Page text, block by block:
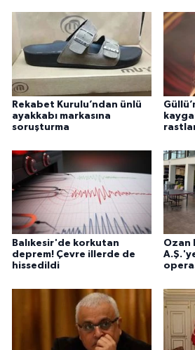
Rekabet Kurulu’ndan ünlü
ayakkabı markasına
soruşturma
Balıkesir'de korkutan
deprem! Çevre illerde de
hissedildi
Ozan